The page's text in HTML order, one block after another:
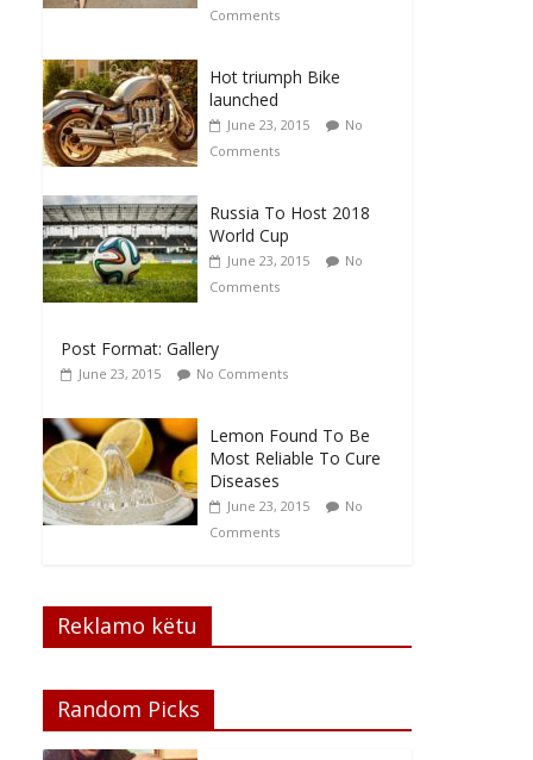
Comments
Hot triumph Bike
launched
June 23, 2015
No
Comments
Russia To Host 2018
World Cup
June 23, 2015
No
Comments
Post Format: Gallery
June 23, 2015 No Comments
Lemon Found To Be
Most Reliable To Cure
Diseases
June 23, 2015
No
Comments
Reklamo këtu
Random Picks